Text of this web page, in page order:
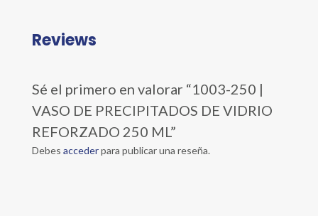
Reviews
Sé el primero en valorar “1003-250 |
VASO DE PRECIPITADOS DE VIDRIO
REFORZADO 250 ML”
Debes accederpara publicar una reseña.